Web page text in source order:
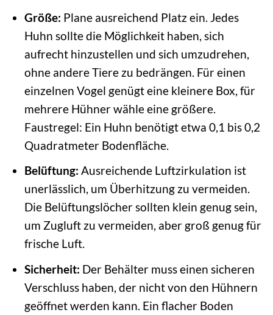
Größe: Plane ausreichend Platz ein. Jedes
Huhn sollte die Möglichkeit haben, sich
aufrecht hinzustellen und sich umzudrehen,
ohne andere Tiere zu bedrängen. Für einen
einzelnen Vogel genügt eine kleinere Box, für
mehrere Hühner wähle eine größere.
Faustregel: Ein Huhn benötigt etwa 0,1 bis 0,2
Quadratmeter Bodenfläche.
Belüftung: Ausreichende Luftzirkulation ist
unerlässlich, um Überhitzung zu vermeiden.
Die Belüftungslöcher sollten klein genug sein,
um Zugluft zu vermeiden, aber groß genug für
frische Luft.
Sicherheit: Der Behälter muss einen sicheren
Verschluss haben, der nicht von den Hühnern
geöffnet werden kann. Ein flacher Boden